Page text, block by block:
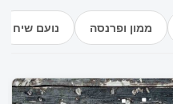
ממון ופרנסה נועם שיח